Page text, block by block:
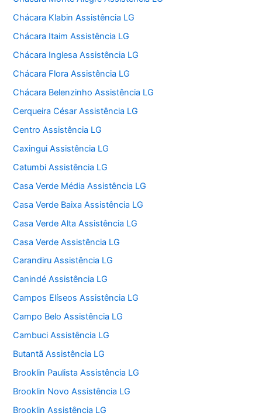
Chácara Klabin Assistência LG
Chácara Itaim Assistência LG
Chácara Inglesa Assistência LG
Chácara Flora Assistência LG
Chácara Belenzinho Assistência LG
Cerqueira César Assistência LG
Centro Assistência LG
Caxingui Assistência LG
Catumbi Assistência LG
Casa Verde Média Assistência LG
Casa Verde Baixa Assistência LG
Casa Verde Alta Assistência LG
Casa Verde Assistência LG
Carandiru Assistência LG
Canindé Assistência LG
Campos Elíseos Assistência LG
Campo Belo Assistência LG
Cambuci Assistência LG
Butantã Assistência LG
Brooklin Paulista Assistência LG
Brooklin Novo Assistência LG
Brooklin Assistência LG